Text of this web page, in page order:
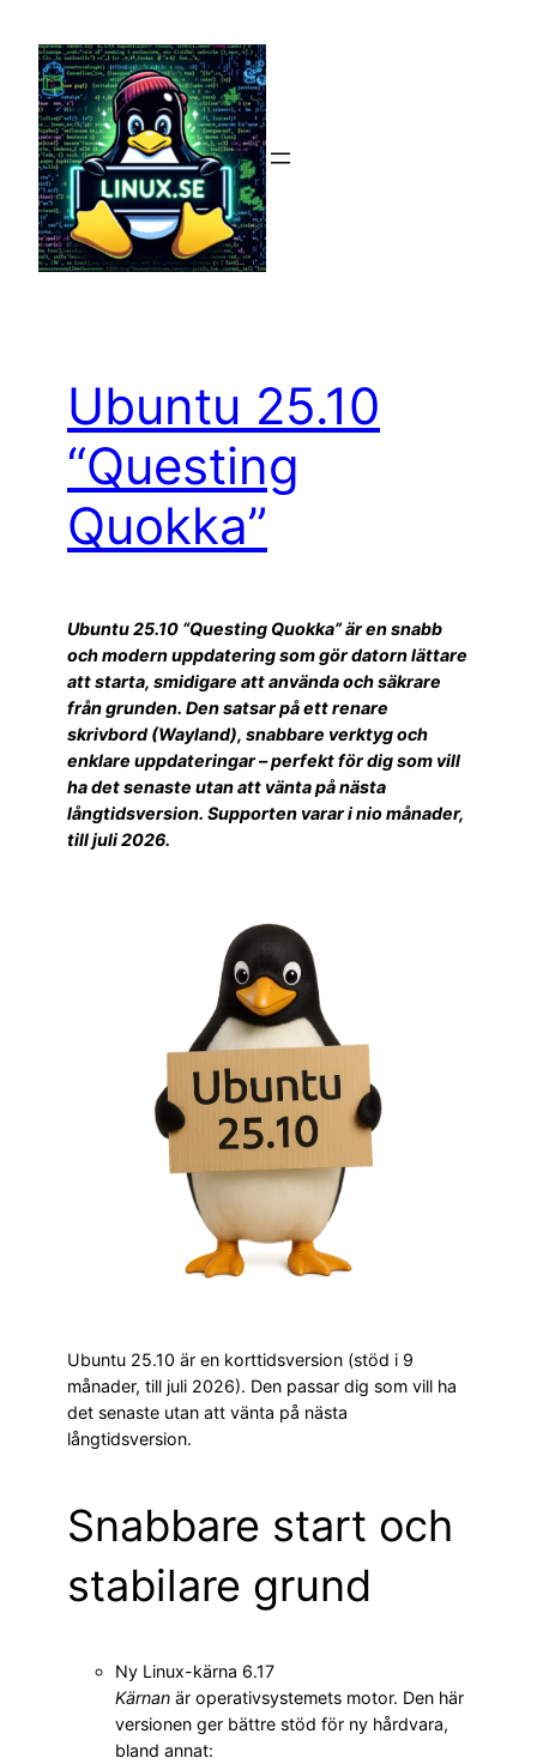
innehåll
Ubuntu 25.10
“Questing
Quokka”
Ubuntu 25.10 “Questing Quokka” är en snabb
och modern uppdatering som gör datorn lättare
att starta, smidigare att använda och säkrare
från grunden. Den satsar på ett renare
skrivbord (Wayland), snabbare verktyg och
enklare uppdateringar – perfekt för dig som vill
ha det senaste utan att vänta på nästa
långtidsversion. Supporten varar i nio månader,
till juli 2026.
Ubuntu 25.10 är en korttidsversion (stöd i 9
månader, till juli 2026). Den passar dig som vill ha
det senaste utan att vänta på nästa
långtidsversion.
Snabbare start och
stabilare grund
Ny Linux-kärna 6.17
Kärnan är operativsystemets motor. Den här
versionen ger bättre stöd för ny hårdvara,
bland annat: